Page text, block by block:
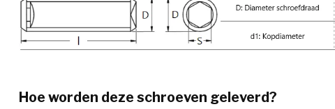
Hoe worden deze schroeven geleverd?